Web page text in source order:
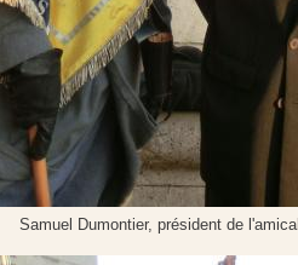
Samuel Dumontier, président de